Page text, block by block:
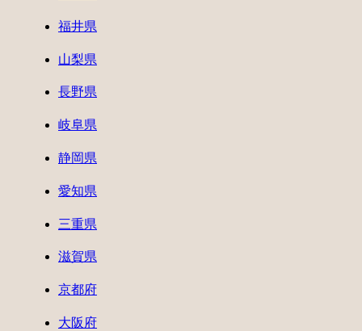
福井県
山梨県
長野県
岐阜県
静岡県
愛知県
三重県
滋賀県
京都府
大阪府